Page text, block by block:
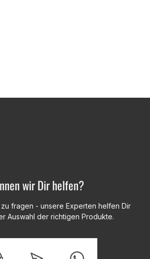
wir Dir helfen?
fragen - unsere Experten helfen Dir
Auswahl der richtigen Produkte.